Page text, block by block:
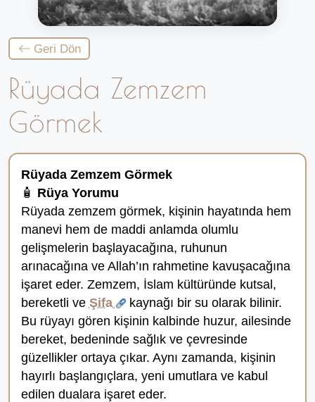
Geri Dön
Rüyada Zemzem
Görmek
Rüyada Zemzem Görmek
🧴 Rüya Yorumu
Rüyada zemzem görmek, kişinin hayatında hem
manevi hem de maddi anlamda olumlu
gelişmelerin başlayacağına, ruhunun
arınacağına ve Allah’ın rahmetine kavuşacağına
işaret eder. Zemzem, İslam kültüründe kutsal,
bereketli ve Şifa
kaynağı bir su olarak bilinir.
Bu rüyayı gören kişinin kalbinde huzur, ailesinde
bereket, bedeninde sağlık ve çevresinde
güzellikler ortaya çıkar. Aynı zamanda, kişinin
hayırlı başlangıçlara, yeni umutlara ve kabul
edilen dualara işaret eder.